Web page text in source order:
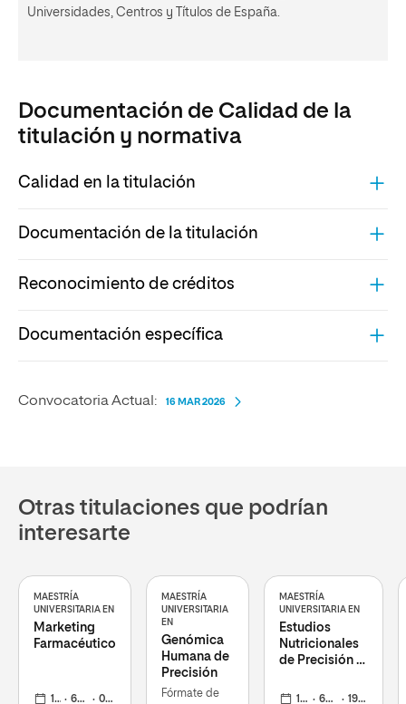
Universidades, Centros y Títulos de España.
Documentación de Calidad de la
titulación y normativa
Calidad en la titulación
Documentación de la titulación
Reconocimiento de créditos
Documentación específica
Convocatoria Actual: 16 MAR 2026
Otras titulaciones que podrían
interesarte
MAESTRÍA
UNIVERSITARIA EN
Marketing
Farmacéutico
12 meses 60 ECTS 02 nov 2026
MAESTRÍA
UNIVERSITARIA
EN
Genómica
Humana de
Precisión
Fórmate de
MAESTRÍA
UNIVERSITARIA EN
Estudios
Nutricionales
de Precisión y
Nutricional
12 meses 60 ECTS 19 oct 2026